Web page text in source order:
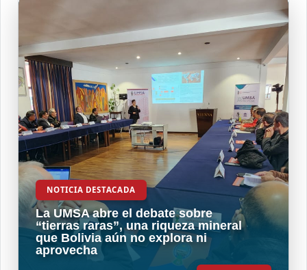
NOTICIA DESTACADA
La UMSA abre el debate sobre
“tierras raras”, una riqueza mineral
que Bolivia aún no explora ni
aprovecha